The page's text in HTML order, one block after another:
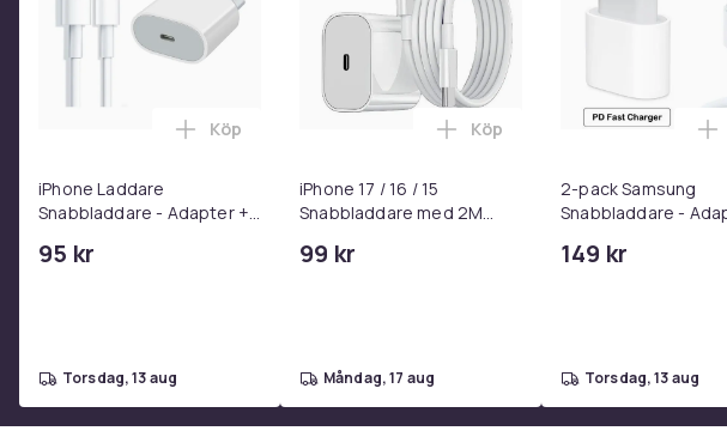
iPhone Laddare
Snabbladdare - Adapter +
C 2m
95 kr
Lägg till iPhone Laddare Snabbladdare - Adapter + Kabel
Köp
torsdag, 13 aug
iPhone 17 / 16 / 15
Snabbladdare med 2M
99 kr
Lägg till iPhone 17 / 16 / 15
Köp
måndag, 17 aug
2-pack Samsung
Snabbladdare -
149 kr
torsdag, 13 aug